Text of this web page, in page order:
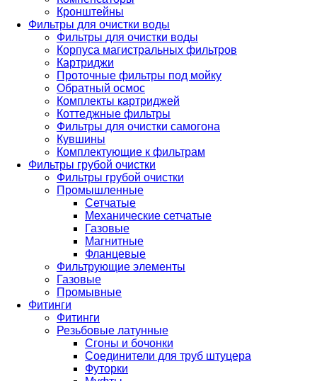
Кронштейны
Фильтры для очистки воды
Фильтры для очистки воды
Корпуса магистральных фильтров
Картриджи
Проточные фильтры под мойку
Обратный осмос
Комплекты картриджей
Коттеджные фильтры
Фильтры для очистки самогона
Кувшины
Комплектующие к фильтрам
Фильтры грубой очистки
Фильтры грубой очистки
Промышленные
Сетчатые
Механические сетчатые
Газовые
Магнитные
Фланцевые
Фильтрующие элементы
Газовые
Промывные
Фитинги
Фитинги
Резьбовые латунные
Сгоны и бочонки
Соединители для труб штуцера
Футорки